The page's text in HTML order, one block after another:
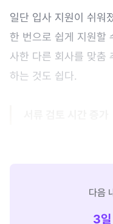
일단 입사 지원이 쉬워
한 번으로 쉽게 지원할
사한 다른 회사를 맞춤
하는 것도 쉽다.
다음
3